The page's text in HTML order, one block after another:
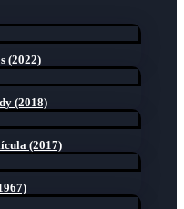
(2022)
(2018)
(2017)